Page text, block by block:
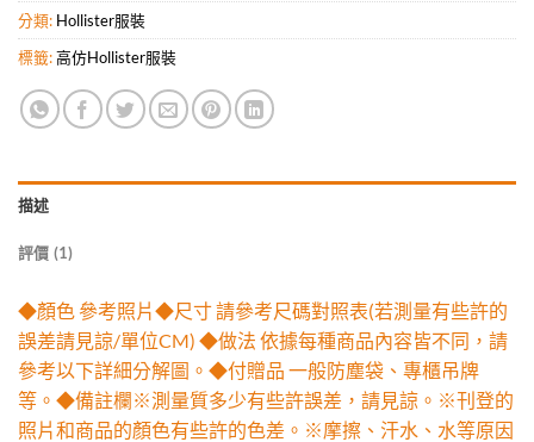
分類: Hollister服裝
標籤:高仿Hollister服裝
描述
評價 (1)
◆顏色 參考照片◆尺寸 請參考尺碼對照表(若測量有些許的
誤差請見諒/單位CM) ◆做法 依據每種商品內容皆不同，請
參考以下詳細分解圖。◆付贈品 一般防塵袋、專櫃吊牌
等。◆備註欄※測量質多少有些許誤差，請見諒。※刊登的
照片和商品的顏色有些許的色差。※摩擦、汗水、水等原因